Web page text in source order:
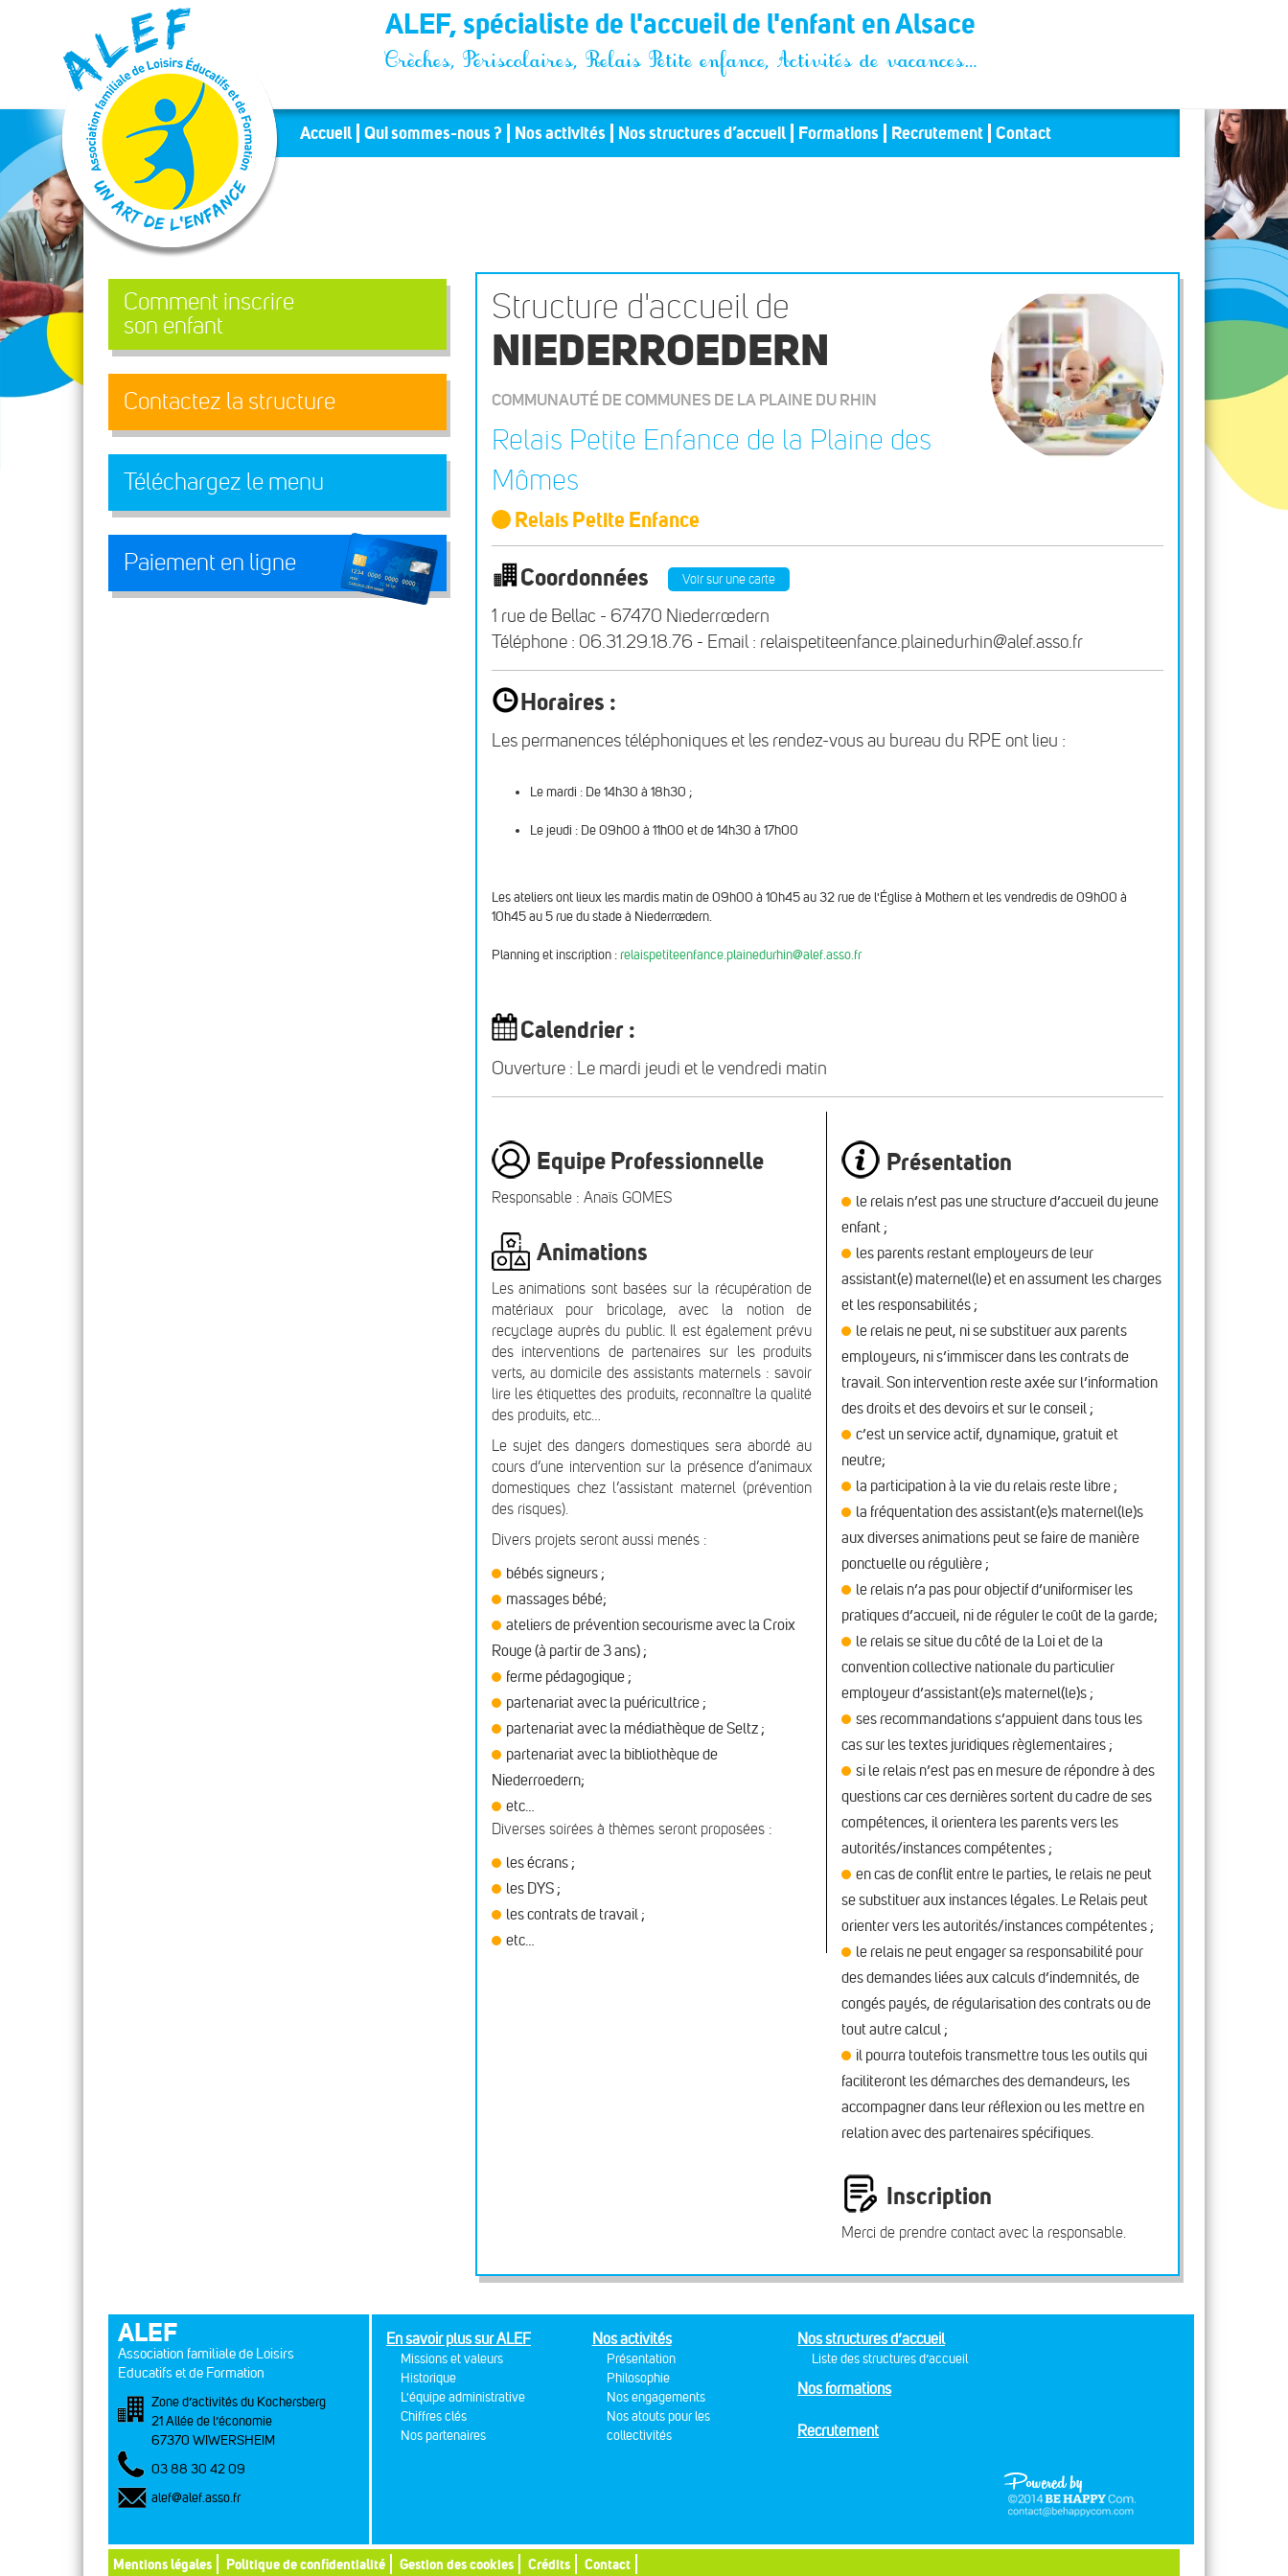
Panneau de gestion des cookies ALEF, spécialiste de l'accueil de l'enfant en Alsace
Crèches, Périscolaires, Relais Petite enfance, Activités de vacances…
Accueil Qui sommes-nous ? Nos activités Nos structures d’accueil Formations Recrutement Contact
Comment inscrire
son enfant
Contactez la structure
Téléchargez le menu
Paiement en ligne
Structure d'accueil de
NIEDERROEDERN
COMMUNAUTÉ DE COMMUNES DE LA PLAINE DU RHIN
Relais Petite Enfance de la Plaine des
Mômes
Relais Petite Enfance
Coordonnées Voir sur une carte
1 rue de Bellac - 67470 Niederrœdern
Téléphone : 06.31.29.18.76 - Email : relaispetiteenfance.plainedurhin@alef.asso.fr
Horaires :
Les permanences téléphoniques et les rendez-vous au bureau du RPE ont lieu :
Le mardi : De 14h30 à 18h30 ;
Le jeudi : De 09h00 à 11h00 et de 14h30 à 17h00
Les ateliers ont lieux les mardis matin de 09h00 à 10h45 au 32 rue de l'Église à Mothern et les vendredis de 09h00 à
10h45 au 5 rue du stade à Niederrœdern.
Planning et inscription :relaispetiteenfance.plainedurhin@alef.asso.fr
Calendrier :
Ouverture : Le mardi jeudi et le vendredi matin
Equipe Professionnelle
Responsable : Anaïs GOMES
Animations
Les animations sont basées sur la récupération de
matériaux pour bricolage, avec la notion de
recyclage auprès du public. Il est également prévu
des interventions de partenaires sur les produits
verts, au domicile des assistants maternels : savoir
lire les étiquettes des produits, reconnaître la qualité
des produits, etc…
Le sujet des dangers domestiques sera abordé au
cours d’une intervention sur la présence d’animaux
domestiques chez l’assistant maternel (prévention
des risques).
Divers projets seront aussi menés :
bébés signeurs ;
massages bébé;
ateliers de prévention secourisme avec la Croix
Rouge (à partir de 3 ans) ;
ferme pédagogique ;
partenariat avec la puéricultrice ;
partenariat avec la médiathèque de Seltz ;
partenariat avec la bibliothèque de
Niederroedern;
etc…
Diverses soirées à thèmes seront proposées :
les écrans ;
les DYS ;
les contrats de travail ;
etc…
Présentation
le relais n’est pas une structure d’accueil du jeune
enfant ;
les parents restant employeurs de leur
assistant(e) maternel(le) et en assument les charges
et les responsabilités ;
le relais ne peut, ni se substituer aux parents
employeurs, ni s’immiscer dans les contrats de
travail. Son intervention reste axée sur l’information
des droits et des devoirs et sur le conseil ;
c’est un service actif, dynamique, gratuit et
neutre;
la participation à la vie du relais reste libre ;
la fréquentation des assistant(e)s maternel(le)s
aux diverses animations peut se faire de manière
ponctuelle ou régulière ;
le relais n’a pas pour objectif d’uniformiser les
pratiques d’accueil, ni de réguler le coût de la garde;
le relais se situe du côté de la Loi et de la
convention collective nationale du particulier
employeur d’assistant(e)s maternel(le)s ;
ses recommandations s’appuient dans tous les
cas sur les textes juridiques règlementaires ;
si le relais n’est pas en mesure de répondre à des
questions car ces dernières sortent du cadre de ses
compétences, il orientera les parents vers les
autorités/instances compétentes ;
en cas de conflit entre le parties, le relais ne peut
se substituer aux instances légales. Le Relais peut
orienter vers les autorités/instances compétentes ;
le relais ne peut engager sa responsabilité pour
des demandes liées aux calculs d’indemnités, de
congés payés, de régularisation des contrats ou de
tout autre calcul ;
il pourra toutefois transmettre tous les outils qui
faciliteront les démarches des demandeurs, les
accompagner dans leur réflexion ou les mettre en
relation avec des partenaires spécifiques.
Inscription
Merci de prendre contact avec la responsable.
ALEF
Association familiale de Loisirs
Educatifs et de Formation
Zone d’activités du Kochersberg
21 Allée de l’économie
67370 WIWERSHEIM
03 88 30 42 09
alef@alef.asso.fr
En savoir plus sur ALEF
Missions et valeurs
Historique
L'équipe administrative
Chiffres clés
Nos partenaires
Nos activités
Présentation
Philosophie
Nos engagements
Nos atouts pour les
collectivités
Nos structures d’accueil
Liste des structures d’accueil
Nos formations
Recrutement
Mentions légales Politique de confidentialité Gestion des cookies Crédits Contact